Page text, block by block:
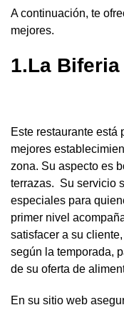
A continuación, te
mejores.
1.La Biferia
Este restaurante está
mejores
zona. Su aspecto es
terrazas. Su servicio
especiales para
primer nivel
satisfacer a su
según la temporada,
de su oferta de
En su sitio web